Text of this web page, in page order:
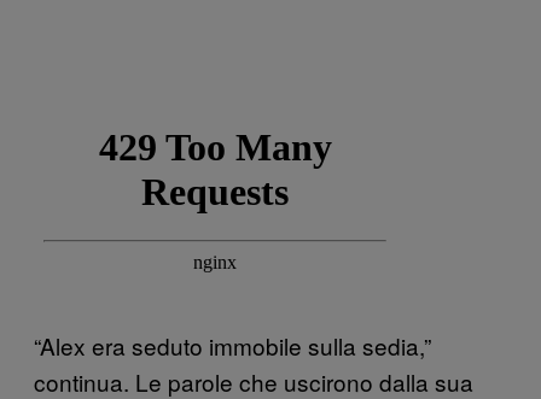
“Alex era seduto immobile sulla sedia,”
continua. Le parole che uscirono dalla sua